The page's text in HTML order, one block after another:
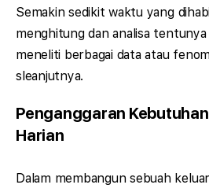
Semakin sedikit waktu yang
menghitung dan analisa
meneliti berbagai data atau
sleanjutnya.
Penganggaran
Harian
Dalam membangun sebuah